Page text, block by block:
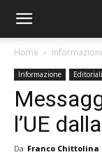
Home
Informazione
l’UE
Da Franco Chittolina